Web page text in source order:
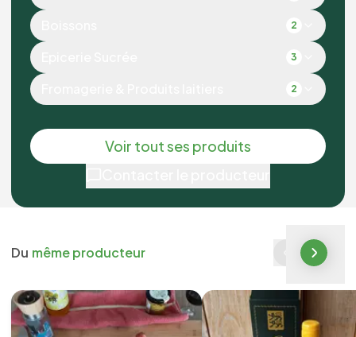
2
3
2
Voir tout ses produits
Du même producteur